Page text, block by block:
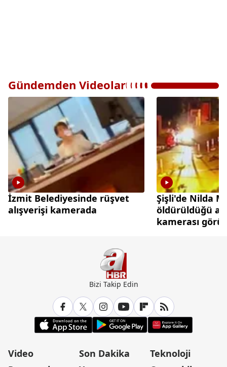
Gündemden Videolar
İzmit Belediyesinde rüşvet
alışverişi kamerada
Şişli'de Nilda
öldürüldüğü
kamerası
Bizi Takip Edin
Video
Son Dakika
Teknoloji